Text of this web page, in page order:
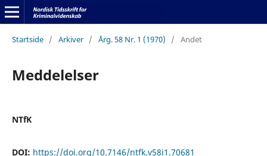
Startside / Arkiver / Årg. 58 Nr. 1 (1970) / Andet
Meddelelser
NTfK
DOI: https://doi.org/10.7146/ntfk.v58i1.70681